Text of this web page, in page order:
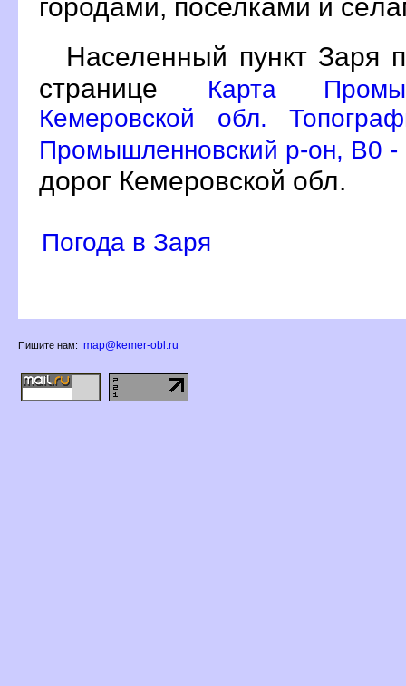
Населенный пункт Заря
странице
Карта
Кемеровской обл.
Промышленновский р-он, B0 -
дорог Кемеровской обл.
Погода в Заря
Пишите нам: map@kemer-obl.ru